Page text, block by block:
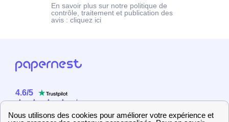
En savoir plus sur notre politique de
contrôle, traitement et publication des
avis : cliquez ici
4.6/5
2358 utilisateurs